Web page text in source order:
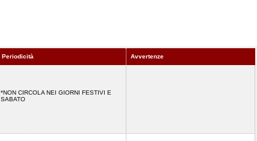
Periodicità Avvertenze
*NON CIRCOLA NEI GIORNI FESTIVI E
SABATO